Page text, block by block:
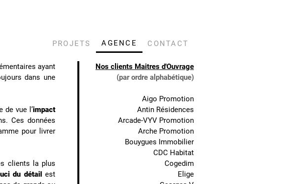
PROJETS AGENCE CONTACT
ayant
dans une
de vue l’impact
. Ces données
pour livrer
clients la plus
du détailest
Nos clients Maitres d'Ouvrage
(par ordre alphabétique)
Aigo Promotion
Antin Résidences
Arcade-VYV Promotion
Arche Promotion
Bouygues Immobilier
CDC Habitat
Cogedim
Elige